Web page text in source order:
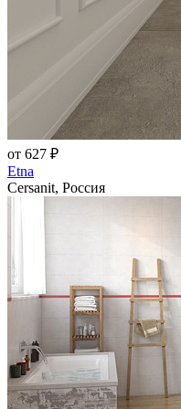
от 627 ₽
Etna
Cersanit, Россия